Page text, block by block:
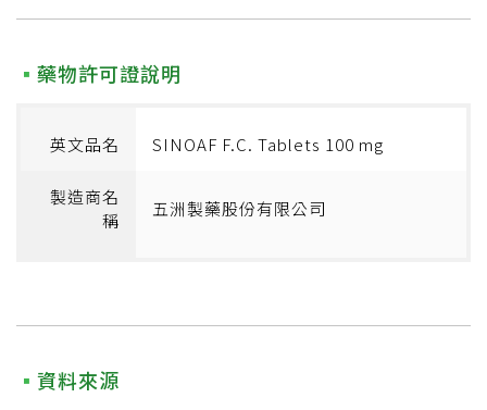
藥物許可證說明
英文品名 SINOAF F.C. Tablets 100 mg
製造商名
稱
五洲製藥股份有限公司
資料來源